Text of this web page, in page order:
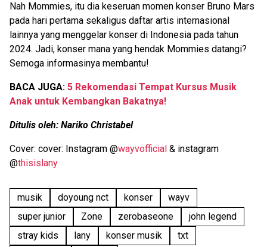
Nah Mommies, itu dia keseruan momen konser Bruno Mars
pada hari pertama sekaligus daftar artis internasional
lainnya yang menggelar konser di Indonesia pada tahun
2024. Jadi, konser mana yang hendak Mommies datangi?
Semoga informasinya membantu!
BACA JUGA: 5 Rekomendasi Tempat Kursus Musik
Anak untuk Kembangkan Bakatnya!
Ditulis oleh: Nariko Christabel
Cover: cover: Instagram @wayvofficial & instagram
@thisislany
musik doyoung nct konser
wayv
super junior
Zone zerobaseone
john legend
stray kids
lany konser musik
txt